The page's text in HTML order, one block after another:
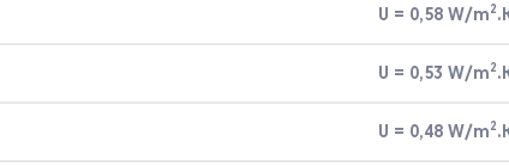
U = 0,58 W/m2
U = 0,53 W/m2
U = 0,48 W/m2